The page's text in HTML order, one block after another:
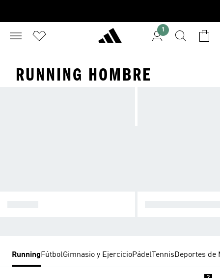
1
RUNNING HOMBRE
RunningFútbolGimnasio y EjercicioPádelTennisDeportes de